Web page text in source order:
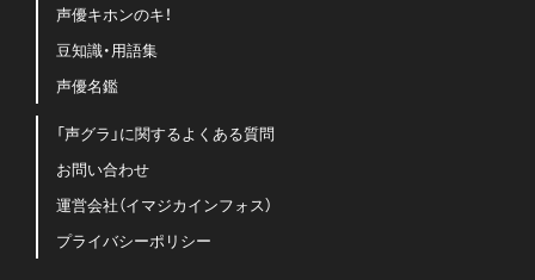
声優キホンのキ！
豆知識・用語集
声優名鑑
「声グラ」に関するよくある質問
お問い合わせ
運営会社（イマジカインフォス）
プライバシーポリシー